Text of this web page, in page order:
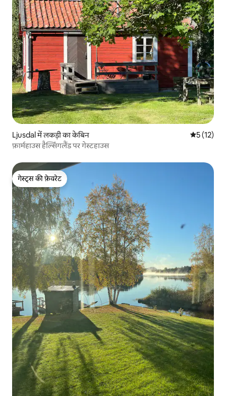
Ljusdal में लकड़ी का केबिन औसत रेटिंग
5 (12)
फ़ार्महाउस हैल्सिंगलैंड पर गेस्टहाउस
गेस्ट्स की फ़ेवरेट
गेस्ट्स की फ़ेवरेट